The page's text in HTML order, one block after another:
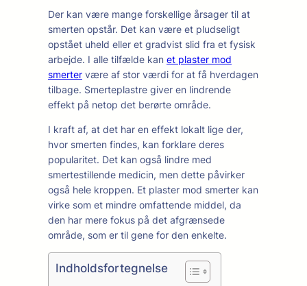
Der kan være mange forskellige årsager til at
smerten opstår. Det kan være et pludseligt
opstået uheld eller et gradvist slid fra et fysisk
arbejde. I alle tilfælde kan et plaster mod
smerter være af stor værdi for at få hverdagen
tilbage. Smerteplastre giver en lindrende
effekt på netop det berørte område.
I kraft af, at det har en effekt lokalt lige der,
hvor smerten findes, kan forklare deres
popularitet. Det kan også lindre med
smertestillende medicin, men dette påvirker
også hele kroppen. Et plaster mod smerter kan
virke som et mindre omfattende middel, da
den har mere fokus på det afgrænsede
område, som er til gene for den enkelte.
Indholdsfortegnelse